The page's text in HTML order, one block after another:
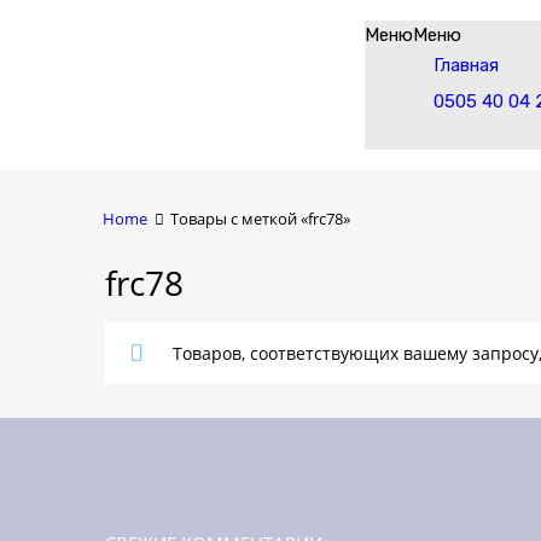
Skip
МенюМеню
Главная
0505 40 04
Home Товары с меткой «frc78»
frc78
Товаров, соответствующих вашему